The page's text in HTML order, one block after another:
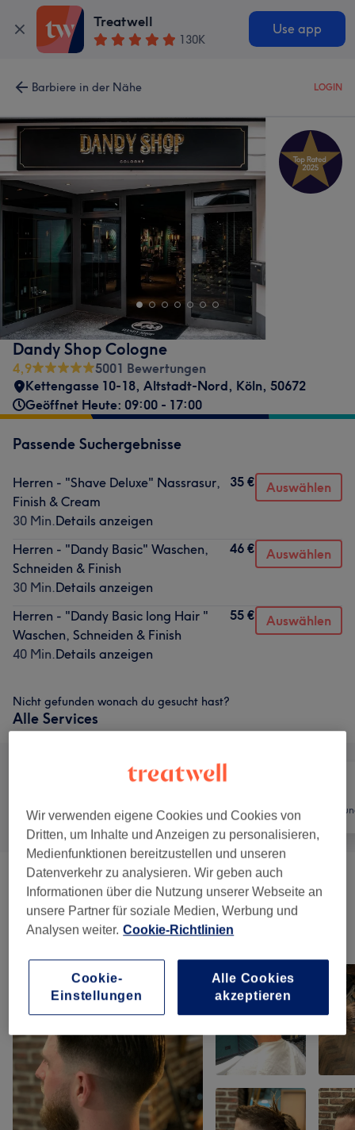
Treatwell
130K
Use app
Barbiere in der Nähe LOGIN
Dandy Shop Cologne
4,9
5001 Bewertungen
Kettengasse 10-18, Altstadt-Nord, Köln, 50672
Geöffnet Heute: 09:00 - 17:00
Passende Suchergebnisse
Herren - "Shave Deluxe" Nassrasur,
Finish & Cream
30 Min.Details anzeigen
35 € Auswählen
Herren - "Dandy Basic" Waschen,
Schneiden & Finish
30 Min.Details anzeigen
46 € Auswählen
Herren - "Dandy Basic long Hair "
Waschen, Schneiden & Finish
40 Min.Details anzeigen
55 € Auswählen
Nicht gefunden wonach du gesucht hast?
Alle Services
Alle Friseur
Herren - Haarschnitte & Bartpflege ab 19 €
Unsere Arbeit
Bild anklicken für weitere Details
Wir verwenden eigene Cookies und Cookies von
Dritten, um Inhalte und Anzeigen zu personalisieren,
Medienfunktionen bereitzustellen und unseren
Datenverkehr zu analysieren. Wir geben auch
Informationen über die Nutzung unserer Webseite an
unsere Partner für soziale Medien, Werbung und
Analysen weiter. Cookie-Richtlinien
Cookie-
Einstellungen
Alle Cookies
akzeptieren